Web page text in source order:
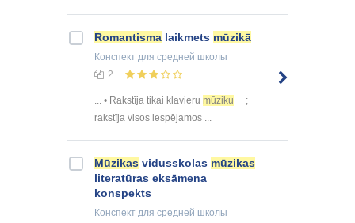
Romantisma laikmets mūzikā
Конспект для средней школы
2
... • Rakstīja tikai klavieru mūziku
;
rakstīja visos iespējamos ...
Mūzikas vidusskolas mūzikas
literatūras eksāmena
konspekts
Конспект для средней школы